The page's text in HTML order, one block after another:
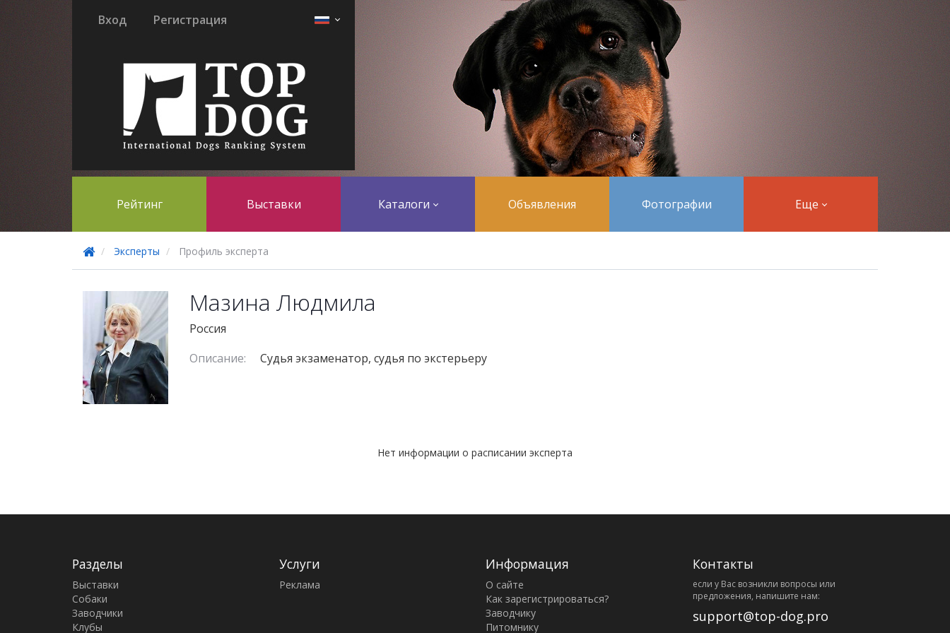
Вход Регистрация
Рейтинг Выставки Каталоги Объявления Фотографии Еще
Эксперты Профиль эксперта
Мазина Людмила
Россия
Описание:
Судья экзаменатор, судья по экстерьеру
Нет информации о расписании эксперта
Разделы
Выставки
Собаки
Заводчики
Клубы
Услуги
Реклама
Информация
О сайте
Как зарегистрироваться?
Заводчику
Питомнику
Контакты
eсли у Вас возникли вопросы или
предложения, напишите нам:
support@top-dog.pro